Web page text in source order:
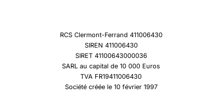
RCS Clermont-Ferrand 411006430
SIREN 411006430
SIRET 41100643000036
SARL au capital de 10 000 Euros
TVA FR19411006430
Société créée le 10 février 1997